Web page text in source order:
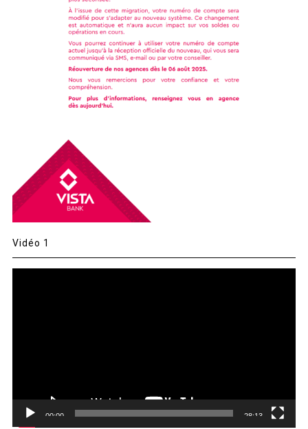
Vidéo 1
00:00 28:13